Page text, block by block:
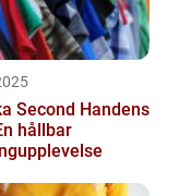
Second Handens
hållbar